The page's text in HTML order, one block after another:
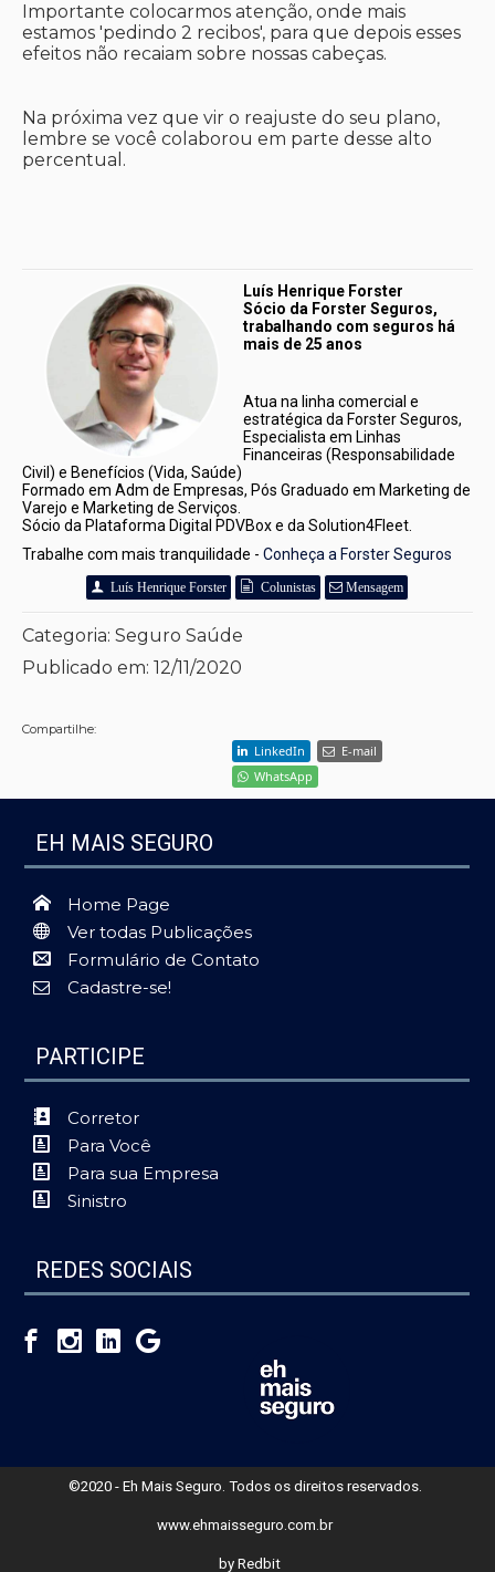
Importante colocarmos atenção, onde mais
estamos 'pedindo 2 recibos', para que depois esses
efeitos não recaiam sobre nossas cabeças.
Na próxima vez que vir o reajuste do seu plano,
lembre se você colaborou em parte desse alto
percentual.
Luís Henrique Forster
Sócio da Forster Seguros,
trabalhando com seguros há
mais de 25 anos
Atua na linha comercial e
estratégica da Forster Seguros,
Especialista em Linhas
Financeiras (Responsabilidade
Civil) e Benefícios (Vida, Saúde)
Formado em Adm de Empresas, Pós Graduado em Marketing de
Varejo e Marketing de Serviços.
Sócio da Plataforma Digital PDVBox e da Solution4Fleet.
Trabalhe com mais tranquilidade - Conheça a Forster Seguros
Luís Henrique Forster Colunistas Mensagem
Categoria: Seguro Saúde
Publicado em: 12/11/2020
Compartilhe:
LinkedIn
E-mail
WhatsApp
EH MAIS SEGURO
Home Page
Ver todas Publicações
Formulário de Contato
Cadastre-se!
PARTICIPE
Corretor
Para Você
Para sua Empresa
Sinistro
REDES SOCIAIS
©2020 - Eh Mais Seguro. Todos os direitos reservados.
www.ehmaisseguro.com.br
by Redbit